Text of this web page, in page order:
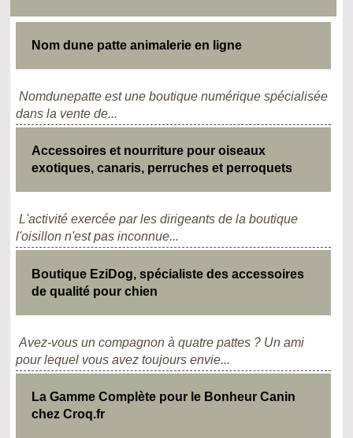
Nom dune patte animalerie en ligne
Nomdunepatte est une boutique numérique spécialisée
dans la vente de...
Accessoires et nourriture pour oiseaux
exotiques, canaris, perruches et perroquets
L'activité exercée par les dirigeants de la boutique
l'oisillon n'est pas inconnue...
Boutique EziDog, spécialiste des accessoires
de qualité pour chien
Avez-vous un compagnon à quatre pattes ? Un ami
pour lequel vous avez toujours envie...
La Gamme Complète pour le Bonheur Canin
chez Croq.fr